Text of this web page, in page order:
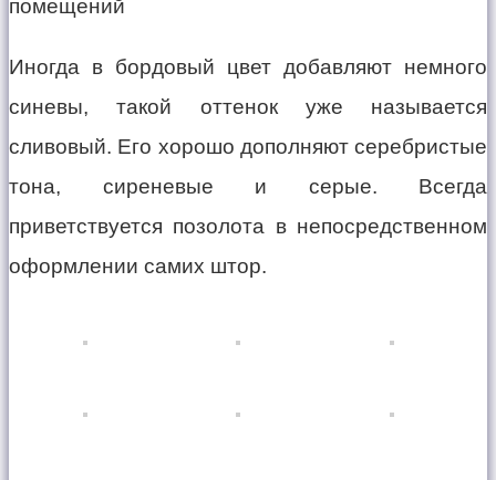
Иногда в бордовый цвет добавляют немного
синевы, такой оттенок уже называется
сливовый. Его хорошо дополняют серебристые
тона, сиреневые и серые. Всегда
приветствуется позолота в непосредственном
оформлении самих штор.